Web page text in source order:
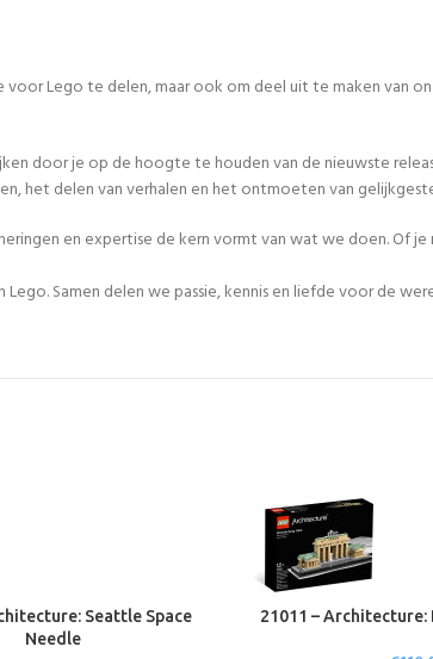
Lego te delen, maar ook om deel uit te maken van
door je op de hoogte te houden van de nieuwste
het delen van verhalen en het ontmoeten van
en expertise de kern vormt van wat we doen. Of je
Samen delen we passie, kennis en liefde voor de
Seattle Space
Needle
21011 –